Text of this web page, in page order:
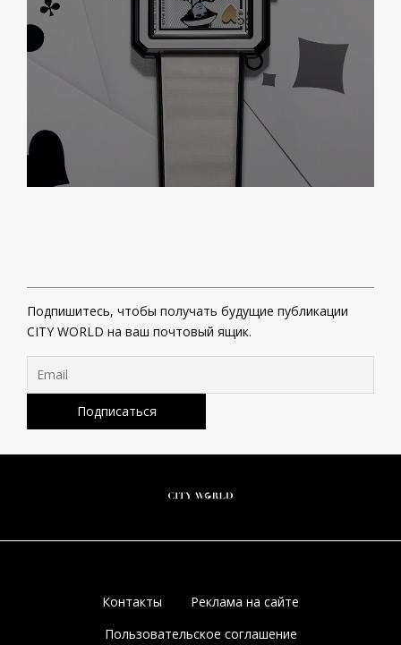
Подпишитесь, чтобы получать будущие публикации
CITY WORLD на ваш почтовый ящик.
Контакты
Реклама на сайте
Пользовательское соглашение